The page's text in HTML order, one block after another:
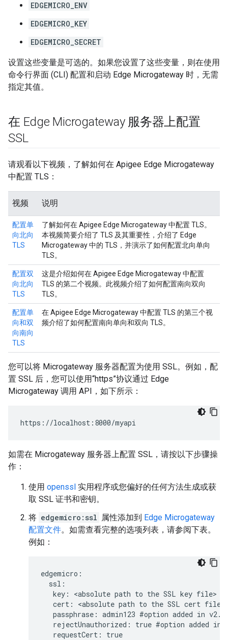
EDGEMICRO_ENV
EDGEMICRO_KEY
EDGEMICRO_SECRET
设置这些变量是可选的。如果您设置了这些变量，则在使用
命令行界面 (CLI) 配置和启动 Edge Microgateway 时，无需
指定其值。
在 Edge Microgateway 服务器上配置
SSL
请观看以下视频，了解如何在 Apigee Edge Microgateway
中配置 TLS：
视频 说明
配置单
向北向
TLS
了解如何在 Apigee Edge Microgateway 中配置 TLS。
本视频简要介绍了 TLS 及其重要性，介绍了 Edge
Microgateway 中的 TLS，并演示了如何配置北向单向
TLS。
配置双
向北向
TLS
这是介绍如何在 Apigee Edge Microgateway 中配置
TLS 的第二个视频。此视频介绍了如何配置南向双向
TLS。
配置单
向和双
向南向
TLS
在 Apigee Edge Microgateway 中配置 TLS 的第三个视
频介绍了如何配置南向单向和双向 TLS。
您可以将 Microgateway 服务器配置为使用 SSL。例如，配
置 SSL 后，您可以使用“https”协议通过 Edge
Microgateway 调用 API，如下所示：
https://localhost:8000/myapi
如需在 Microgateway 服务器上配置 SSL，请按以下步骤操
作：
使用 openssl 实用程序或您偏好的任何方法生成或获
取 SSL 证书和密钥。
将 edgemicro:ssl 属性添加到 Edge Microgateway
配置文件。如需查看完整的选项列表，请参阅下表。
例如：
edgemicro:
  ssl:
   key: <absolute path to the SSL key file>
   cert: <absolute path to the SSL cert file>
passphrase: admin123 #option added in
rejectUnauthorized: true #option added in
   requestCert: true